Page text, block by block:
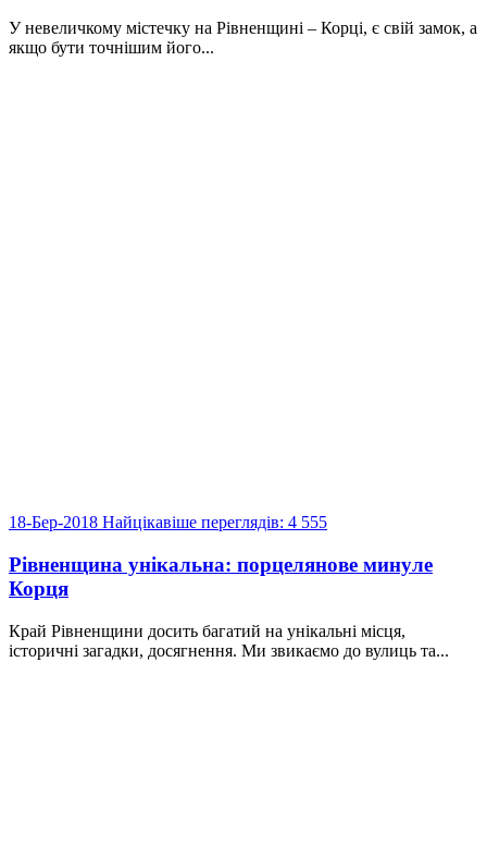
У невеличкому містечку на Рівненщині – Корці, є свій замок, а
якщо бути точнішим його...
18-Бер-2018 Найцікавіше переглядів: 4 555
Рівненщина унікальна: порцелянове минуле
Корця
Край Рівненщини досить багатий на унікальні місця,
історичні загадки, досягнення. Ми звикаємо до вулиць та...